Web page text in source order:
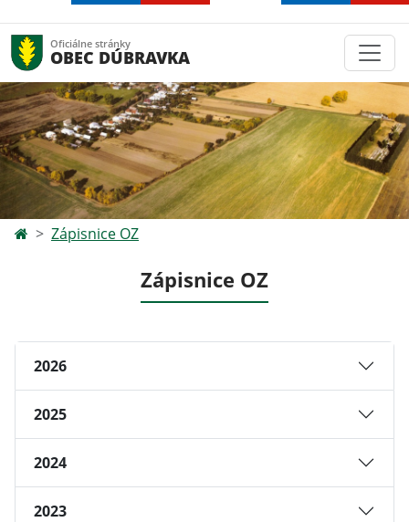
Oficiálne stránky
OBEC DÚBRAVKA
Zápisnice OZ
Zápisnice OZ
2026
2025
2024
2023